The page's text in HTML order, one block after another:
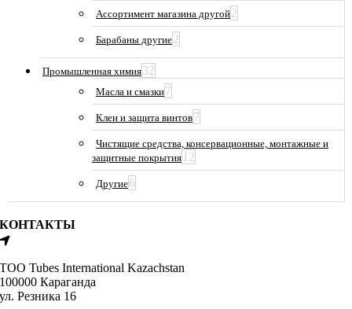
Ассортимент магазина другой2
Барабаны другие2
Промышленная химия32
Масла и смазки7
Клеи и защита винтов7
Чистящие средства, консервационные, монтажные и
защитные покрытия 12
Другие6
КОНТАКТЫ
ТОО Tubes International Kazachstan
100000 Караганда
ул. Резника 16